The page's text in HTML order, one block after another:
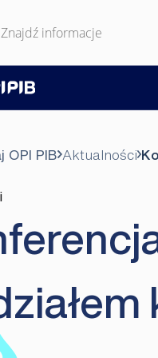
Szukaj:
OPI PIB Aktualności